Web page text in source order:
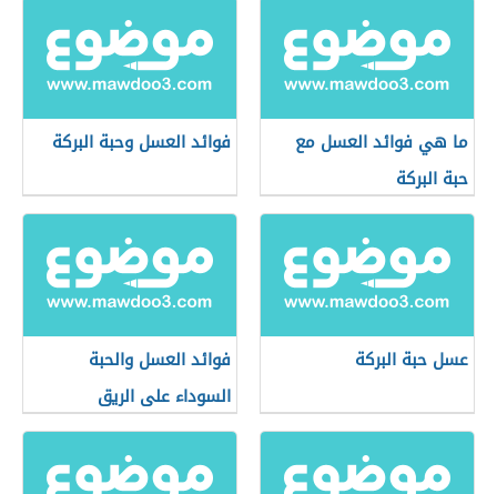
ما هي فوائد العسل مع
حبة البركة
فوائد العسل وحبة البركة
عسل حبة البركة
فوائد العسل والحبة
السوداء على الريق